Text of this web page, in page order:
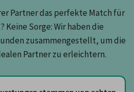
Partner das perfekte Match für
Keine Sorge: Wir haben die
zusammengestellt, um die
Partner zu erleichtern.